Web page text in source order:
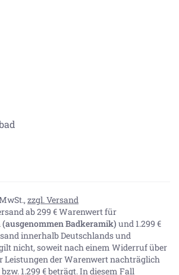
zzgl. Versand
ab 299 € Warenwert für
(ausgenommen Badkeramik) und 1.299 €
innerhalb Deutschlands und
nicht, soweit nach einem Widerruf über
Leistungen der Warenwert nachträglich
1.299 € beträgt. In diesem Fall